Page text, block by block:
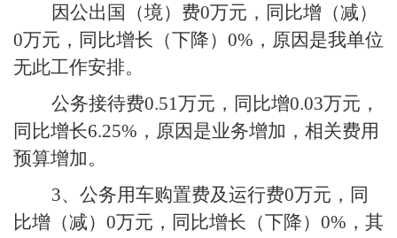
因公出国（境）费0万元，同比增（减）
0万元，同比增长（下降） 0% ，原因是我单位
无此工作安排。
公务接待费0.51万元，同比增0.03万元，
同比增长6.25% ，原因是业务增加，相关费用
预算增加。
3、公务用车购置费及运行费0万元，同
比增（减） 0万元，同比增长（下降） 0% ，其